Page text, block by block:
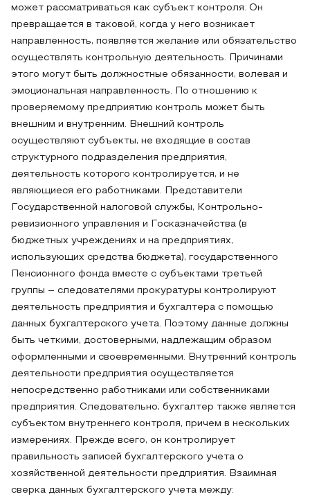
может рассматриваться как субъект контроля. Он
превращается в таковой, когда у него возникает
направленность, появляется желание или обязательство
осуществлять контрольную деятельность. Причинами
этого могут быть должностные обязанности, волевая и
эмоциональная направленность. По отношению к
проверяемому предприятию контроль может быть
внешним и внутренним. Внешний контроль
осуществляют субъекты, не входящие в состав
структурного подразделения предприятия,
деятельность которого контролируется, и не
являющиеся его работниками. Представители
Государственной налоговой службы, Контрольно-
ревизионного управления и Госказначейства (в
бюджетных учреждениях и на предприятиях,
использующих средства бюджета), государственного
Пенсионного фонда вместе с субъектами третьей
группы – следователями прокуратуры контролируют
деятельность предприятия и бухгалтера с помощью
данных бухгалтерского учета. Поэтому данные должны
быть четкими, достоверными, надлежащим образом
оформленными и своевременными. Внутренний контроль
деятельности предприятия осуществляется
непосредственно работниками или собственниками
предприятия. Следовательно, бухгалтер также является
субъектом внутреннего контроля, причем в нескольких
измерениях. Прежде всего, он контролирует
правильность записей бухгалтерского учета о
хозяйственной деятельности предприятия. Взаимная
сверка данных бухгалтерского учета между: